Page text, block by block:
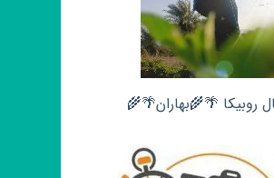
روبیکا 🌴🌾بهاران🌴🌾